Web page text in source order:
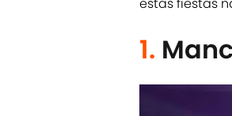
estas fiestas
1.